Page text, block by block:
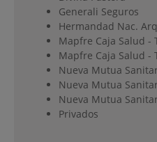
Generali Seguros
Hermandad Nac.
Mapfre Caja Salud -
Mapfre Caja Salud -
Nueva Mutua
Nueva Mutua
Nueva Mutua
Privados